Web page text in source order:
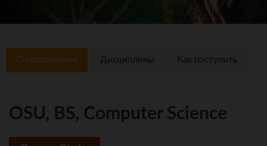
О программме Дисциплины Как поступить
OSU, BS, Computer Science